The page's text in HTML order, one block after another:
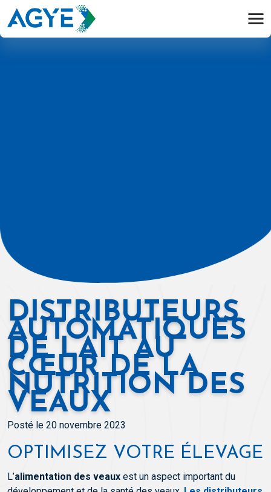
DISTRIBUTEURS
AUTOMATIQUES
DE LAIT AU
CŒUR DE LA
NUTRITION DES
VEAUX
Posté le 20 novembre 2023
OPTIMISEZ VOTRE ÉLEVAGE
L’alimentation des veaux est un aspect important du